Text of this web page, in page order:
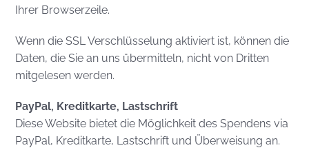
Ihrer Browserzeile.
Wenn die SSL Verschlüsselung aktiviert ist, können die
Daten, die Sie an uns übermitteln, nicht von Dritten
mitgelesen werden.
PayPal, Kreditkarte, Lastschrift
Diese Website bietet die Möglichkeit des Spendens via
PayPal, Kreditkarte, Lastschrift und Überweisung an.